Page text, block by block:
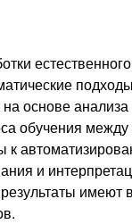
основе
обучения
и
имеют